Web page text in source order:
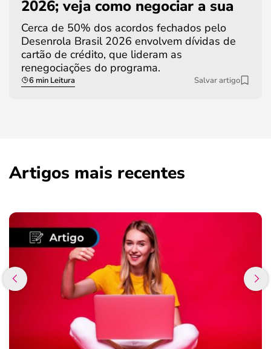
2026; veja como negociar a sua
Cerca de 50% dos acordos fechados pelo
Desenrola Brasil 2026 envolvem dívidas de
cartão de crédito, que lideram as
renegociações do programa.
6 min Leitura Salvar artigo
Artigos mais recentes